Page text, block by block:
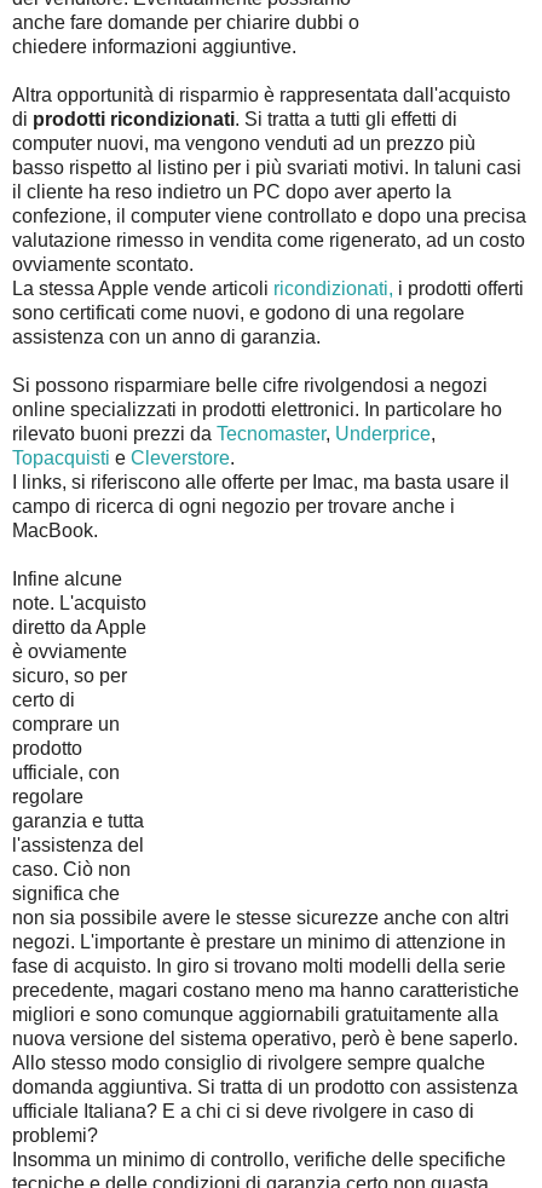
anche fare domande per chiarire dubbi o
chiedere informazioni aggiuntive.
Altra opportunità di risparmio è rappresentata dall'acquisto
di prodotti ricondizionati. Si tratta a tutti gli effetti di
computer nuovi, ma vengono venduti ad un prezzo più
basso rispetto al listino per i più svariati motivi. In taluni casi
il cliente ha reso indietro un PC dopo aver aperto la
confezione, il computer viene controllato e dopo una precisa
valutazione rimesso in vendita come rigenerato, ad un costo
ovviamente scontato.
La stessa Apple vende articoli ricondizionati, i prodotti offerti
sono certificati come nuovi, e godono di una regolare
assistenza con un anno di garanzia.
Si possono risparmiare belle cifre rivolgendosi a negozi
online specializzati in prodotti elettronici. In particolare ho
rilevato buoni prezzi da Tecnomaster, Underprice,
Topacquisti e Cleverstore.
I links, si riferiscono alle offerte per Imac, ma basta usare il
campo di ricerca di ogni negozio per trovare anche i
MacBook.
Infine alcune
note. L'acquisto
diretto da Apple
è ovviamente
sicuro, so per
certo di
comprare un
prodotto
ufficiale, con
regolare
garanzia e tutta
l'assistenza del
caso. Ciò non
significa che
non sia possibile avere le stesse sicurezze anche con altri
negozi. L'importante è prestare un minimo di attenzione in
fase di acquisto. In giro si trovano molti modelli della serie
precedente, magari costano meno ma hanno caratteristiche
migliori e sono comunque aggiornabili gratuitamente alla
nuova versione del sistema operativo, però è bene saperlo.
Allo stesso modo consiglio di rivolgere sempre qualche
domanda aggiuntiva. Si tratta di un prodotto con assistenza
ufficiale Italiana? E a chi ci si deve rivolgere in caso di
problemi?
Insomma un minimo di controllo, verifiche delle specifiche
tecniche e delle condizioni di garanzia certo non guasta.